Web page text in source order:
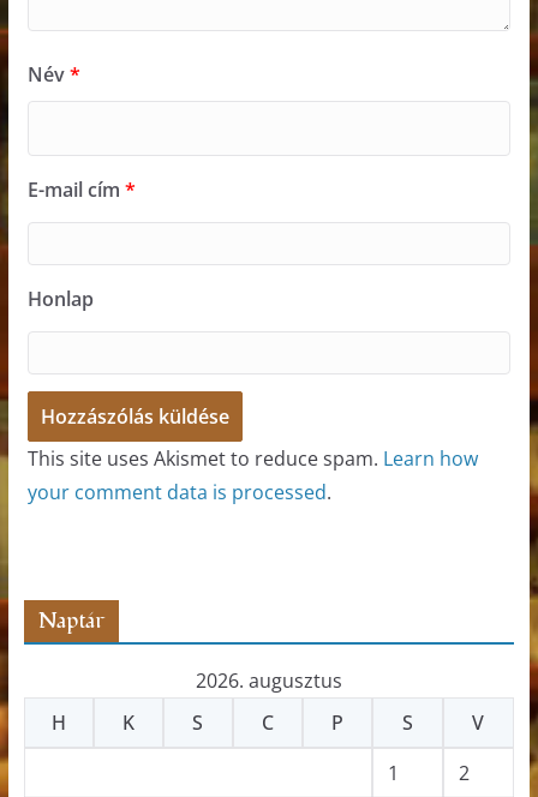
Név*
E-mail cím *
Honlap
This site uses Akismet to reduce spam. Learn how
your comment data is processed.
Naptár
2026. augusztus
H
K S C P S
V
1
2